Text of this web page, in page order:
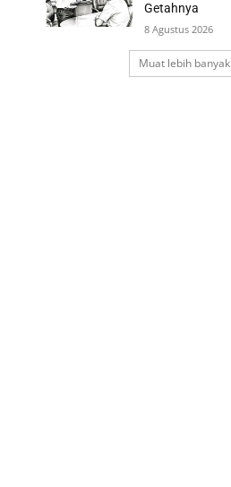
Getahnya
8 Agustus 2026
Muat lebih banyak